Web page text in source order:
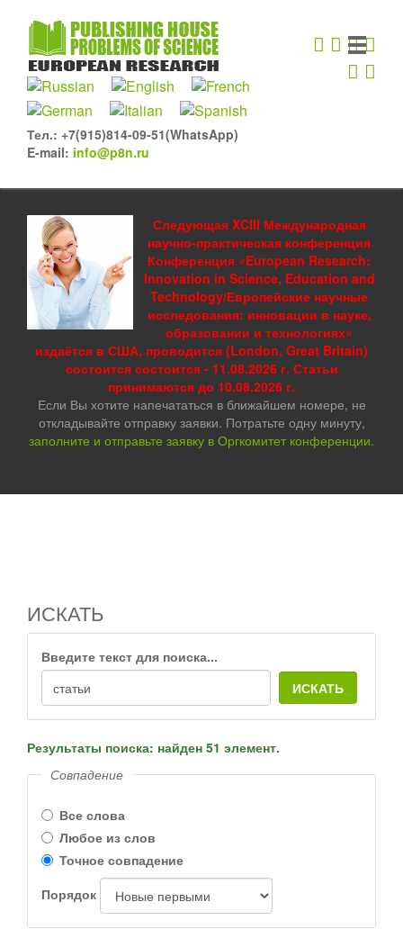
Тел.: +7(915)814-09-51(WhatsApp)
E-mail: info@p8n.ru
Следующая XCIII Международная
научно-практическая конференция
Конференция «European Research:
Innovation in Science, Education and
Technology/Европейские научные
исследования: инновации в науке,
образовании и технологиях»
издаётся в США, проводится (London, Great Britain)
состоится состоится - 11.08.2026 г. Статьи
принимаются до 10.08.2026 г.
Если Вы хотите напечататься в ближайшем номере, не
откладывайте отправку заявки. Потратьте одну минуту,
заполните и отправьте заявку в Оргкомитет конференции.
ИСКАТЬ
Введите текст для поиска...
ИСКАТЬ
Результаты поиска: найден 51 элемент.
Совпадение
Все слова
Любое из слов
Точное совпадение
Порядок